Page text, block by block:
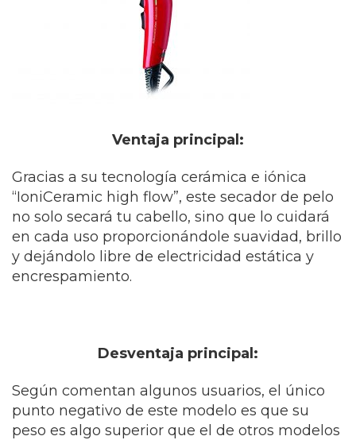
Ventaja principal:
Gracias a su tecnología cerámica e iónica
“IoniCeramic high flow”, este secador de pelo
no solo secará tu cabello, sino que lo cuidará
en cada uso proporcionándole suavidad, brillo
y dejándolo libre de electricidad estática y
encrespamiento.
Desventaja principal:
Según comentan algunos usuarios, el único
punto negativo de este modelo es que su
peso es algo superior que el de otros modelos